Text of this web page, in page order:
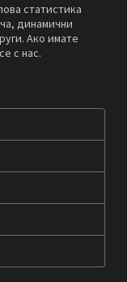
статистика
динамични
Ако имате
с нас.